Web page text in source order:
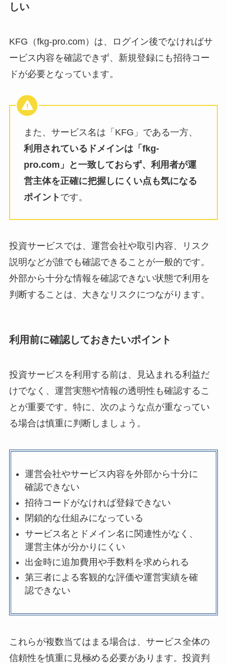
しい
KFG（fkg-pro.com）は、ログイン後でなければサ
ービス内容を確認できず、新規登録にも招待コー
ドが必要となっています。
また、サービス名は「KFG」である一方、
利用されているドメインは「fkg-
pro.com」と一致しておらず、利用者が運
営主体を正確に把握しにくい点も気になる
ポイント です。
投資サービスでは、運営会社や取引内容、リスク
説明などが誰でも確認できることが一般的です。
外部から十分な情報を確認できない状態で利用を
判断することは、大きなリスクにつながります。
利用前に確認しておきたいポイント
投資サービスを利用する前は、見込まれる利益だ
けでなく、運営実態や情報の透明性も確認するこ
とが重要です。特に、次のような点が重なってい
る場合は慎重に判断しましょう。
運営会社やサービス内容を外部から十分に
確認できない
招待コードがなければ登録できない
閉鎖的な仕組みになっている
サービス名とドメイン名に関連性がなく、
運営主体が分かりにくい
出金時に追加費用や手数料を求められる
第三者による客観的な評価や運営実績を確
認できない
これらが複数当てはまる場合は、サービス全体の
信頼性を慎重に見極める必要があります。投資判